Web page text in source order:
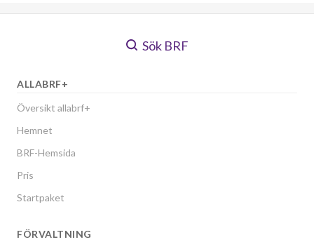
Sök BRF
ALLABRF+
Översikt allabrf+
Hemnet
BRF-Hemsida
Pris
Startpaket
FÖRVALTNING